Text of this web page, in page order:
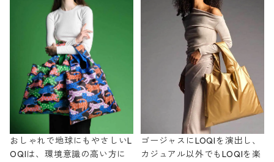
おしゃれで地球にもやさしいL
OQIは、環境意識の高い方に
ゴージャスにLOQIを演出し、
カジュアル以外でもLOQIを楽